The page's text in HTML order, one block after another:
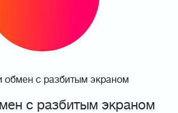
с разбитым экраном